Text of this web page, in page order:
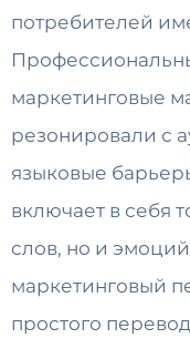
потребителей
маркетинговые
резонировали с
языковые
включает в себя
слов, но и
маркетинговый
простого